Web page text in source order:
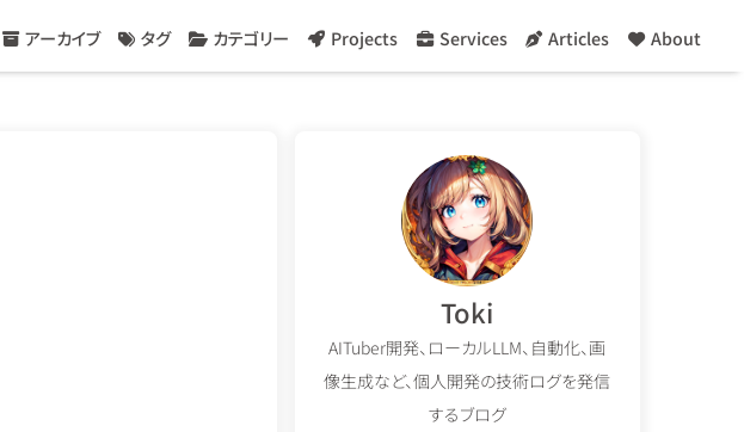
アーカイブ タグ カテゴリー Projects Services Articles About
Toki
AITuber開発、ローカルLLM、自動化、画
像生成など、個人開発の技術ログを発信
するブログ